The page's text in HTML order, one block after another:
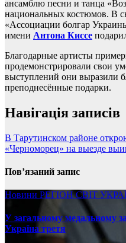
ансамблю песни и танца
национальных костюмов. В
«Ассоциации болгар
имени Антона Киссе
Благодарные артисты
продемонстрировали свои
выступлений они выразили
преподнесённые подарки.
Навігація записів
В Тарутинском районе
«Черноморец» на выезде
Пов’язаний запис
Новини РЕГІОНСВІТ
У загальному медальному
Україна третя